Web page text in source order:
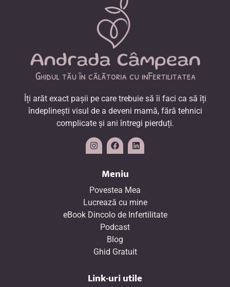
Îți arăt exact pașii pe care trebuie să îi faci ca să îți
îndeplinești visul de a deveni mamă, fără tehnici
complicate și ani întregi pierduți.
Meniu
Povestea Mea
Lucrează cu mine
eBook Dincolo de Infertilitate
Podcast
Blog
Ghid Gratuit
Link-uri utile